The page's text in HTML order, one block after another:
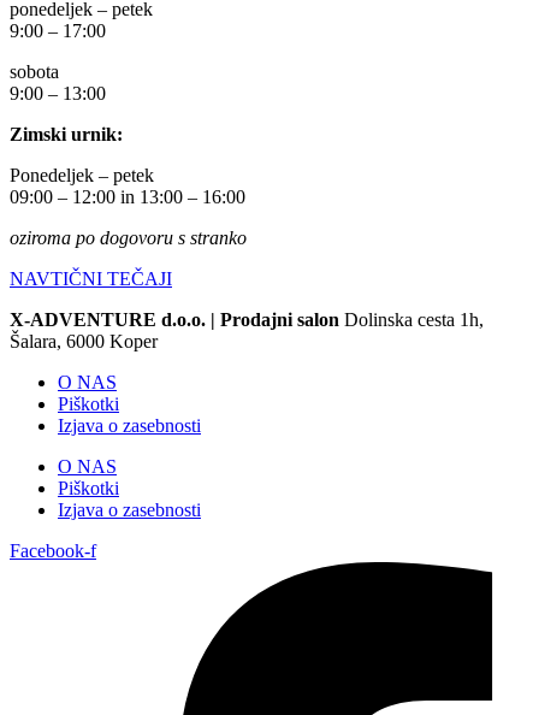
ponedeljek – petek
9:00 – 17:00
sobota
9:00 – 13:00
Zimski urnik:
Ponedeljek – petek
09:00 – 12:00 in 13:00 – 16:00
oziroma po dogovoru s stranko
NAVTIČNI TEČAJI
X-ADVENTURE d.o.o. | Prodajni salon Dolinska cesta 1h,
Šalara, 6000 Koper
O NAS
Piškotki
Izjava o zasebnosti
O NAS
Piškotki
Izjava o zasebnosti
Facebook-f